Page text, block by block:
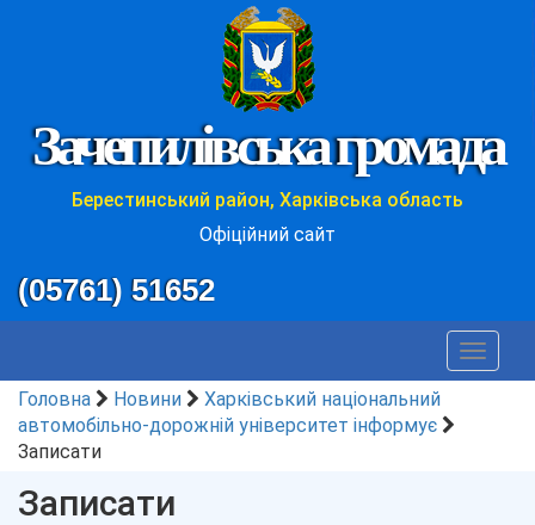
Зачепилівська громада
Берестинський район, Харківська область
Офіційний сайт
(05761) 51652
Toggle
Головна
Новини
Харківський національний
автомобільно-дорожній університет інформує
Записати
Записати